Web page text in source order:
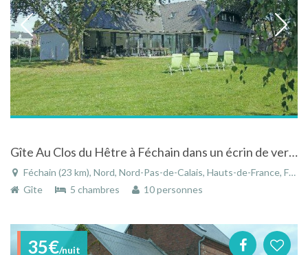
Gîte Au Clos du Hêtre à Féchain dans un écrin de verdure
Féchain (23 km), Nord, Nord-Pas-de-Calais, Hauts-de-France, France
Gîte
5 chambres 10 personnes
35€/nuit